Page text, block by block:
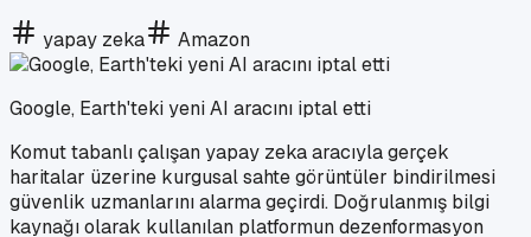
yapay zeka Amazon
Google, Earth'teki yeni AI aracını iptal etti
Komut tabanlı çalışan yapay zeka aracıyla gerçek
haritalar üzerine kurgusal sahte görüntüler bindirilmesi
güvenlik uzmanlarını alarma geçirdi. Doğrulanmış bilgi
kaynağı olarak kullanılan platformun dezenformasyon